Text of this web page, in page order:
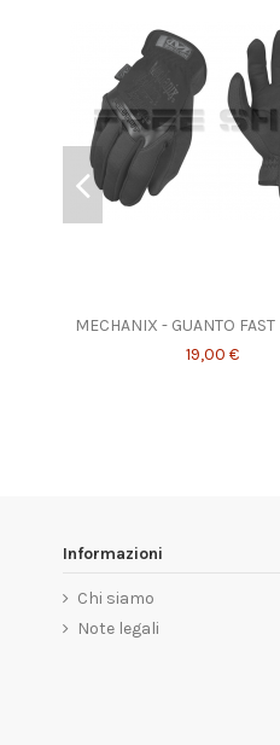
MECHANIX - GUANTO FAST
19,00 €
Informazioni
Chi siamo
Note legali